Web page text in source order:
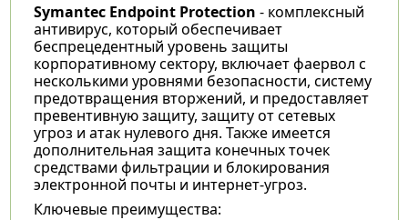
Symantec Endpoint Protection - комплексный
антивирус, который обеспечивает
беспрецедентный уровень защиты
корпоративному сектору, включает фаервол с
несколькими уровнями безопасности, систему
предотвращения вторжений, и предоставляет
превентивную защиту, защиту от сетевых
угроз и атак нулевого дня. Также имеется
дополнительная защита конечных точек
средствами фильтрации и блокирования
электронной почты и интернет-угроз.
Ключевые преимущества: